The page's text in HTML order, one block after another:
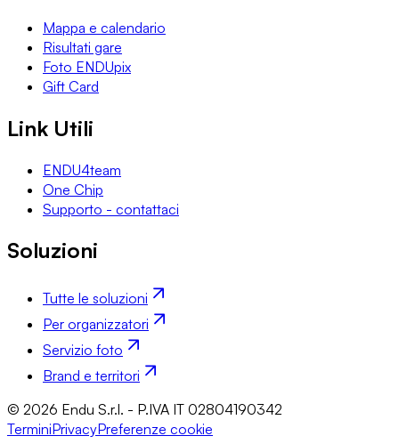
Mappa e calendario
Risultati gare
Foto ENDUpix
Gift Card
Link Utili
ENDU4team
One Chip
Supporto - contattaci
Soluzioni
Tutte le soluzioni
Per organizzatori
Servizio foto
Brand e territori
© 2026 Endu S.r.l. - P.IVA IT 02804190342
TerminiPrivacyPreferenze cookie